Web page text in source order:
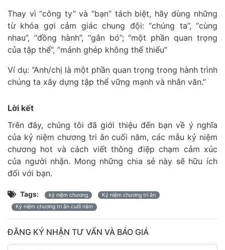
Thay vì “công ty” và “bạn” tách biệt, hãy dùng những
từ khóa gợi cảm giác chung đội: “chúng ta”, “cùng
nhau”, “đồng hành”, “gắn bó”; “một phần quan trọng
của tập thể”, “mảnh ghép không thể thiếu”
Ví dụ: “Anh/chị là một phần quan trọng trong hành trình
chúng ta xây dựng tập thể vững mạnh và nhân văn.”
Lời kết
Trên đây, chúng tôi đã giới thiệu đến bạn về ý nghĩa
của kỷ niệm chương tri ân cuối năm, các mẫu kỷ niệm
chương hot và cách viết thông điệp chạm cảm xúc
của người nhận. Mong những chia sẻ này sẽ hữu ích
đối với bạn.
Tags: kỷ niệm chương
Kỷ niệm chương tri ân
Kỷ niệm chương tri ân cuối năm
ĐĂNG KÝ NHẬN TƯ VẤN VÀ BÁO GIÁ